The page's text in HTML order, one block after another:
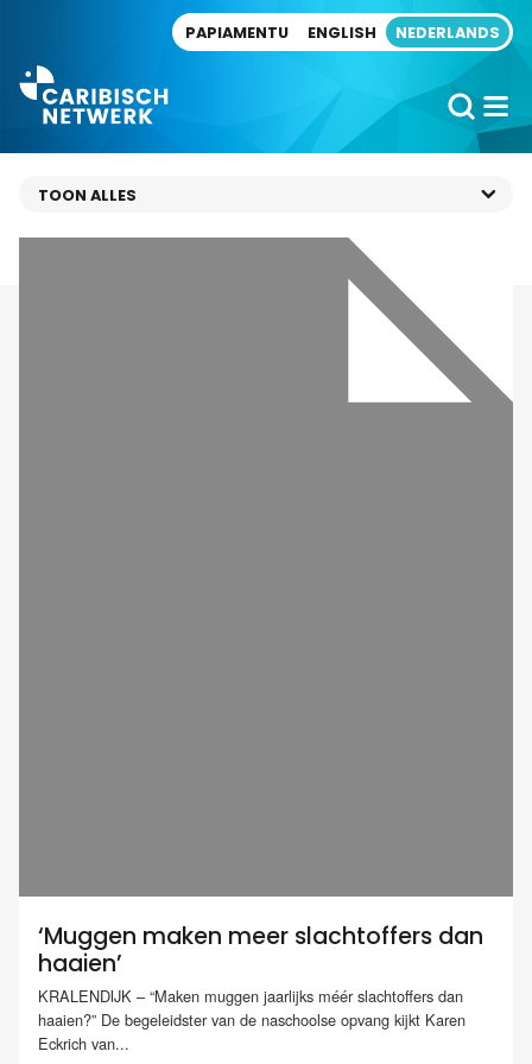
PAPIAMENTU ENGLISH NEDERLANDS
‘Muggen maken meer slachtoffers dan
haaien’
KRALENDIJK – “Maken muggen jaarlijks méér slachtoffers dan
haaien?” De begeleidster van de naschoolse opvang kijkt Karen
Eckrich van...